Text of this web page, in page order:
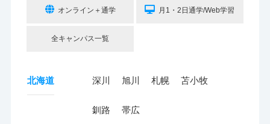
オンライン＋通学 月1・2日通学/Web学習
全キャンパス一覧
北海道 深川 旭川 札幌 苫小牧
釧路 帯広